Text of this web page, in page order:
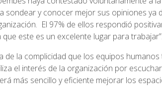
sondear y conocer mejor sus opiniones ya
El 97% de ellos respondió
este es un excelente lugar para trabajar”.
de la complicidad que los equipos
el interés de la organización por
más sencillo y eficiente mejorar los